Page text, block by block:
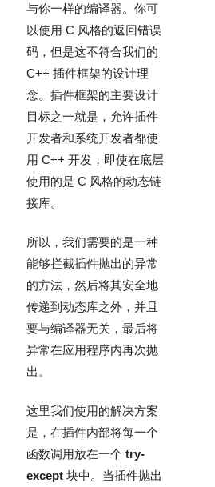
与你一样的编译器。你可
以使用 C 风格的返回错误
码，但是这不符合我们的
C++ 插件框架的设计理
念。插件框架的主要设计
目标之一就是，允许插件
开发者和系统开发者都使
用 C++ 开发，即使在底层
使用的是 C 风格的动态链
接库。
所以，我们需要的是一种
能够拦截插件抛出的异常
的方法，然后将其安全地
传递到动态库之外，并且
要与编译器无关，最后将
异常在应用程序内再次抛
出。
这里我们使用的解决方案
是，在插件内部将每一个
函数调用放在一个 try-
except 块中。当插件抛出